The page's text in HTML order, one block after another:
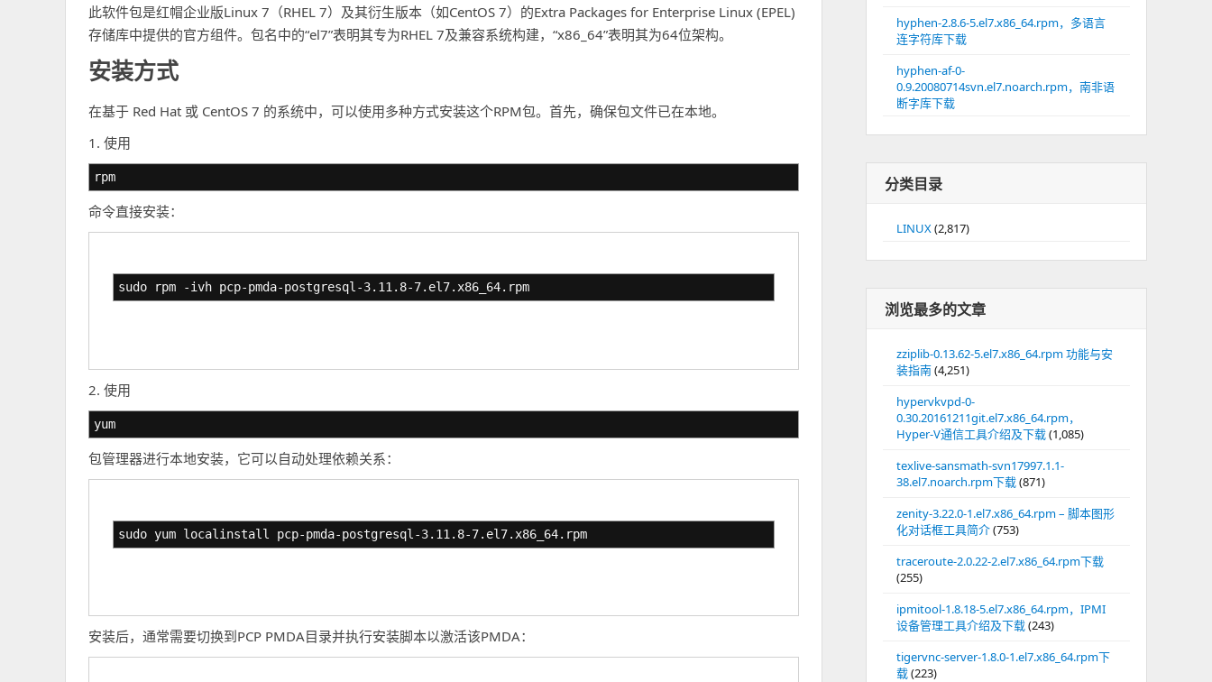
此软件包是红帽企业版Linux 7（RHEL 7）及其衍生版本（如CentOS 7）的Extra Packages for Enterprise Linux (EPEL)
存储库中提供的官方组件。包名中的“el7”表明其专为RHEL 7及兼容系统构建，“x86_64”表明其为64位架构。
安装方式
在基于 Red Hat 或 CentOS 7 的系统中，可以使用多种方式安装这个RPM包。首先，确保包文件已在本地。
1. 使用
rpm
命令直接安装：
sudo rpm -ivh pcp-pmda-postgresql-3.11.8-7.el7.x86_64.rpm
2. 使用
yum
包管理器进行本地安装，它可以自动处理依赖关系：
sudo yum localinstall pcp-pmda-postgresql-3.11.8-7.el7.x86_64.rpm
安装后，通常需要切换到PCP PMDA目录并执行安装脚本以激活该PMDA：
hyphen-2.8.6-5.el7.x86_64.rpm，多语言
连字符库下载
hyphen-af-0-
0.9.20080714svn.el7.noarch.rpm，南非语
断字库下载
分类目录
LINUX(2,817)
浏览最多的文章
zziplib-0.13.62-5.el7.x86_64.rpm 功能与安
装指南(4,251)
hypervkvpd-0-
0.30.20161211git.el7.x86_64.rpm，
Hyper-V通信工具介绍及下载(1,085)
texlive-sansmath-svn17997.1.1-
38.el7.noarch.rpm下载(871)
zenity-3.22.0-1.el7.x86_64.rpm – 脚本图形
化对话框工具简介(753)
traceroute-2.0.22-2.el7.x86_64.rpm下载
(255)
ipmitool-1.8.18-5.el7.x86_64.rpm，IPMI
设备管理工具介绍及下载(243)
tigervnc-server-1.8.0-1.el7.x86_64.rpm下
载(223)